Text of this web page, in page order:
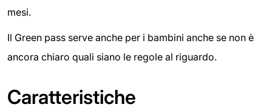
mesi.
Il Green pass serve anche per i bambini anche se non è
ancora chiaro quali siano le regole al riguardo.
Caratteristiche